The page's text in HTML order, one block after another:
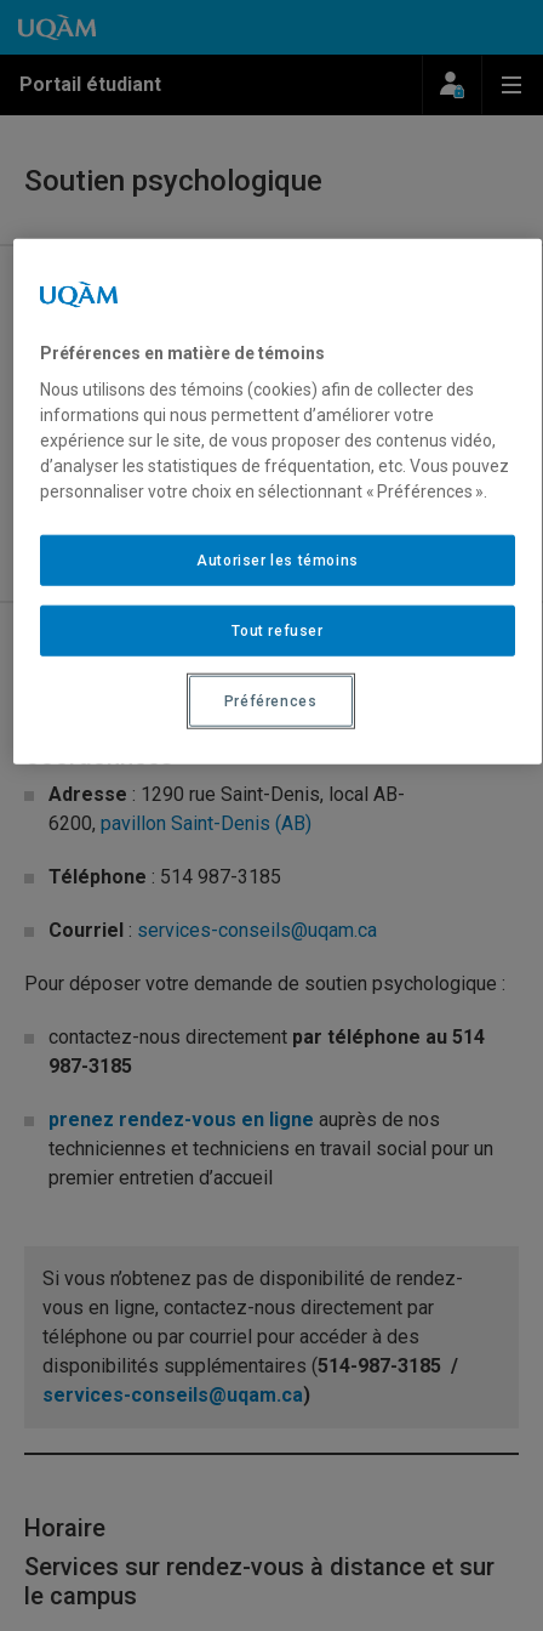
Passer au contenu
Accéder au menu principal
Accéder à la recherche
Passer au contenu
Accéder au menu principal
Portail étudiant Menu
Soutien psychologique
Présentation
Formations, ateliers et conférences
Consultation individuelle
Consultation en couple
Pairs aidants Korsa
Nous joindre
Coordonnées
Adresse : 1290 rue Saint-Denis, local AB-
6200, pavillon Saint-Denis (AB)
Téléphone : 514 987-3185
Courriel : services-conseils@uqam.ca
Pour déposer votre demande de soutien psychologique :
contactez-nous directement par téléphone au 514
987-3185
prenez rendez-vous en ligne auprès de nos
techniciennes et techniciens en travail social pour un
premier entretien d’accueil
Si vous n’obtenez pas de disponibilité de rendez-
vous en ligne, contactez-nous directement par
téléphone ou par courriel pour accéder à des
disponibilités supplémentaires (514-987-3185 /
services-conseils@uqam.ca)
Horaire
Services sur rendez-vous à distance et sur
le campus
Préférences en matière de témoins
Nous utilisons des témoins (cookies) afin de collecter des
informations qui nous permettent d’améliorer votre
expérience sur le site, de vous proposer des contenus vidéo,
d’analyser les statistiques de fréquentation, etc. Vous pouvez
personnaliser votre choix en sélectionnant « Préférences ».
Tout refuser
Autoriser les témoins
Préférences